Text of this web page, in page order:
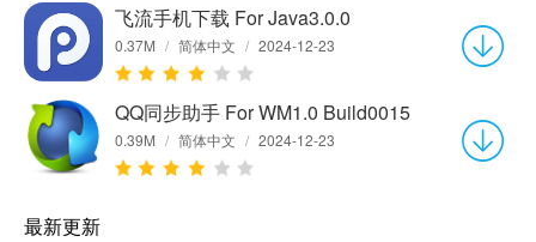
飞流手机下载 For Java3.0.0
0.37M / 简体中文 / 2024-12-23
QQ同步助手 For WM1.0 Build0015
0.39M / 简体中文 / 2024-12-23
最新更新